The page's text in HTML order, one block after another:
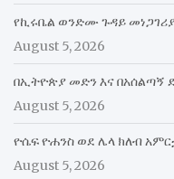
የኪሩቤል ወንድሙ ጉዳይ
August 5, 2026
በኢትዮጵያ መድን እና በአሰልጣኝ
August 5, 2026
ዮሴፍ ዮሐንስ ወደ ሌላ ክለብ
August 5, 2026